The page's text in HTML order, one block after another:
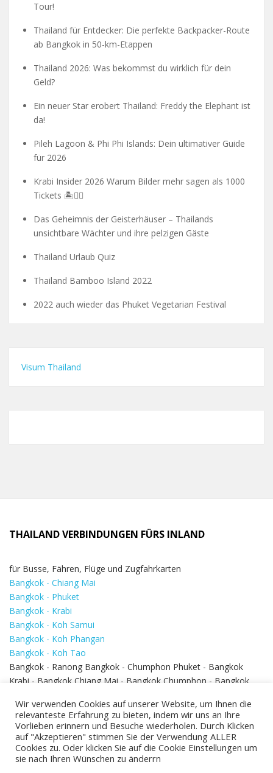
Tour!
Thailand für Entdecker: Die perfekte Backpacker-Route
ab Bangkok in 50-km-Etappen
Thailand 2026: Was bekommst du wirklich für dein
Geld?
Ein neuer Star erobert Thailand: Freddy the Elephant ist
da!
Pileh Lagoon & Phi Phi Islands: Dein ultimativer Guide
für 2026
Krabi Insider 2026 Warum Bilder mehr sagen als 1000
Tickets 🏝️🧗‍♂️
Das Geheimnis der Geisterhäuser – Thailands
unsichtbare Wächter und ihre pelzigen Gäste
Thailand Urlaub Quiz
Thailand Bamboo Island 2022
2022 auch wieder das Phuket Vegetarian Festival
Visum Thailand
THAILAND VERBINDUNGEN FÜRS INLAND
für Busse, Fähren, Flüge und Zugfahrkarten
Bangkok - Chiang Mai
Bangkok - Phuket
Bangkok - Krabi
Bangkok - Koh Samui
Bangkok - Koh Phangan
Bangkok - Koh Tao
Bangkok - Ranong Bangkok - Chumphon Phuket - Bangkok
Krabi - Bangkok Chiang Mai - Bangkok Chumphon - Bangkok
Bangkok - Hua Hin
Wir verwenden Cookies auf unserer Website, um Ihnen die
relevanteste Erfahrung zu bieten, indem wir uns an Ihre
Vorlieben erinnern und Besuche wiederholen. Durch Klicken
auf "Akzeptieren" stimmen Sie der Verwendung ALLER
Cookies zu. Oder klicken Sie auf die Cookie Einstellungen um
sie nach Ihren Wünschen zu änderrn